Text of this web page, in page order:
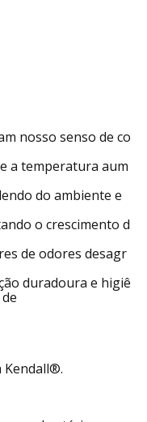
nosso senso de co
a temperatura aum
do ambiente e
o crescimento d
de odores desagr